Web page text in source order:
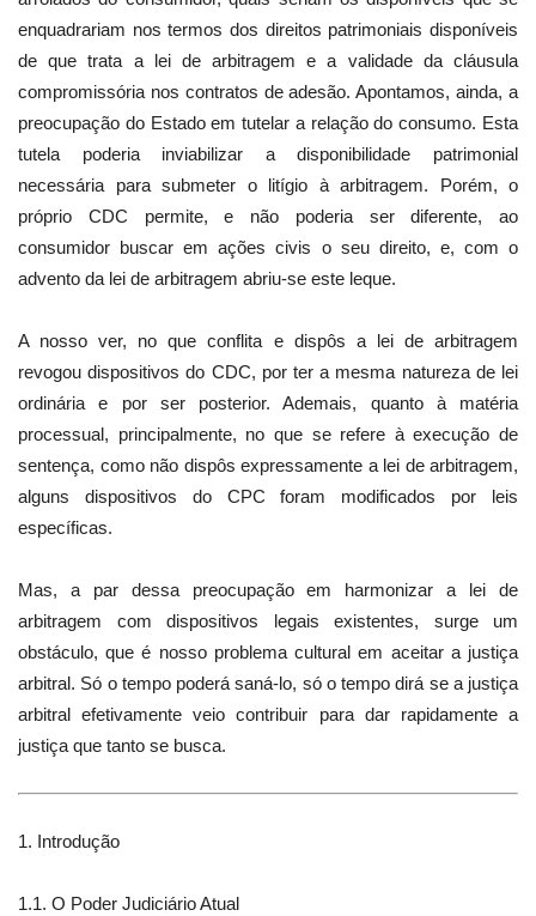
enquadrariam nos termos dos direitos patrimoniais disponíveis
de que trata a lei de arbitragem e a validade da cláusula
compromissória nos contratos de adesão. Apontamos, ainda, a
preocupação do Estado em tutelar a relação do consumo. Esta
tutela poderia inviabilizar a disponibilidade patrimonial
necessária para submeter o litígio à arbitragem. Porém, o
próprio CDC permite, e não poderia ser diferente, ao
consumidor buscar em ações civis o seu direito, e, com o
advento da lei de arbitragem abriu-se este leque.
A nosso ver, no que conflita e dispôs a lei de arbitragem
revogou dispositivos do CDC, por ter a mesma natureza de lei
ordinária e por ser posterior. Ademais, quanto à matéria
processual, principalmente, no que se refere à execução de
sentença, como não dispôs expressamente a lei de arbitragem,
alguns dispositivos do CPC foram modificados por leis
específicas.
Mas, a par dessa preocupação em harmonizar a lei de
arbitragem com dispositivos legais existentes, surge um
obstáculo, que é nosso problema cultural em aceitar a justiça
arbitral. Só o tempo poderá saná-lo, só o tempo dirá se a justiça
arbitral efetivamente veio contribuir para dar rapidamente a
justiça que tanto se busca.
1. Introdução
1.1. O Poder Judiciário Atual